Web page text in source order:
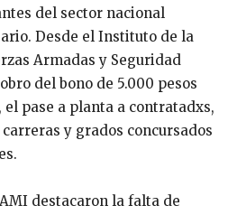
del sector nacional
Desde el Instituto de la
Armadas y Seguridad
del bono de 5.000 pesos
pase a planta a contratadxs,
y grados concursados
destacaron la falta de